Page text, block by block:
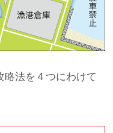
略法を４つにわけて